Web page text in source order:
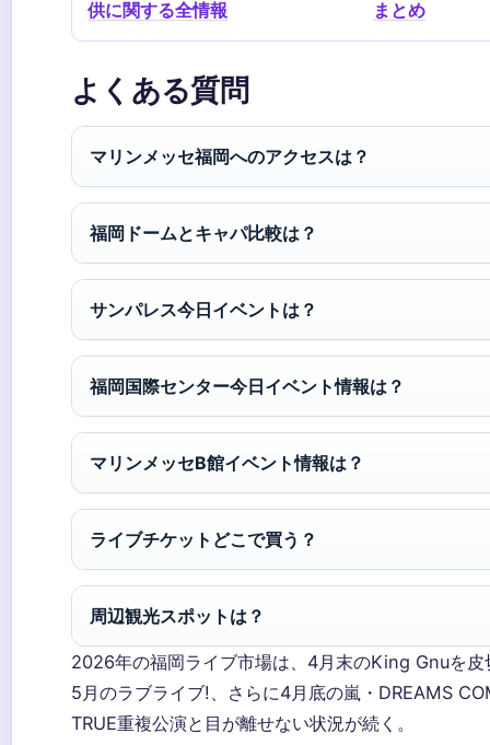
供に関する全情報
まとめ
よくある質問
マリンメッセ福岡へのアクセスは？
福岡ドームとキャパ比較は？
サンパレス今日イベントは？
福岡国際センター今日イベント情報は？
マリンメッセB館イベント情報は？
ライブチケットどこで買う？
周辺観光スポットは？
2026年の福岡ライブ市場は、4月末のKing Gnuを皮
5月のラブライブ!、さらに4月底の嵐・DREAMS
TRUE重複公演と目が離せない状況が続く。